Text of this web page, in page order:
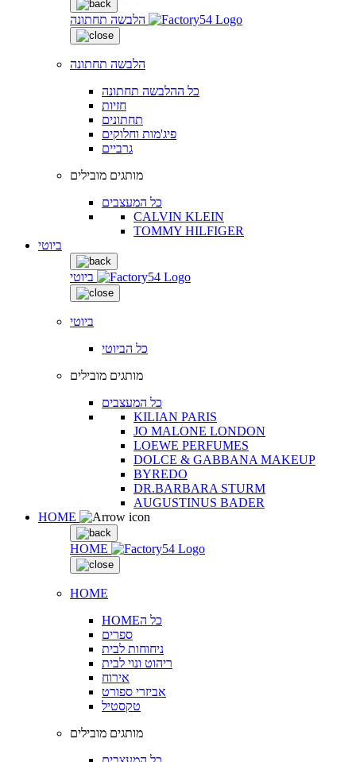
הלבשה תחתונה
הלבשה תחתונה
כל ההלבשה תחתונה
חזיות
תחתונים
פיג'מות וחלוקים
גרביים
מותגים מובילים
כל המעצבים
CALVIN KLEIN
TOMMY HILFIGER
ביוטי
ביוטי
ביוטי
כל הביוטי
מותגים מובילים
כל המעצבים
KILIAN PARIS
JO MALONE LONDON
LOEWE PERFUMES
DOLCE & GABBANA MAKEUP
BYREDO
DR.BARBARA STURM
AUGUSTINUS BADER
HOME
HOME
HOME
HOMEכל ה
ספרים
ניחוחות לבית
ריהוט ונוי לבית
אירוח
אביזרי ספורט
טקסטיל
מותגים מובילים